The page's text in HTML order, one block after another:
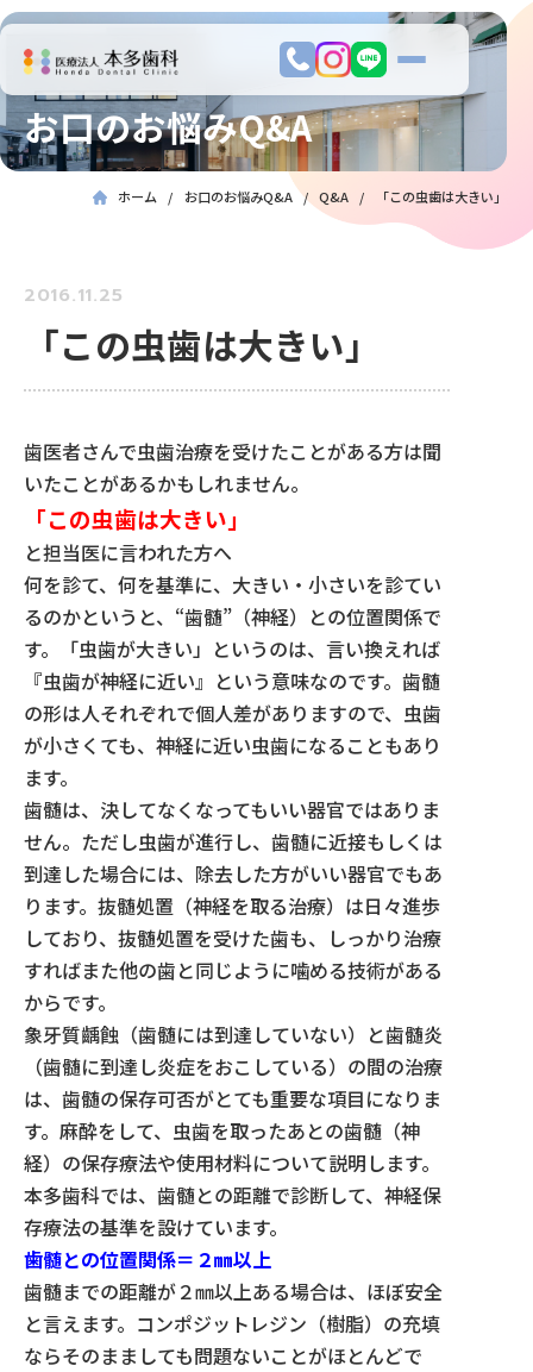
お口のお悩みQ&A
ホーム お口のお悩みQ&A Q&A 「この虫歯は大きい」
2016.11.25
「この虫歯は大きい」
歯医者さんで虫歯治療を受けたことがある方は聞
いたことがあるかもしれません。
「この虫歯は大きい」
と担当医に言われた方へ
何を診て、何を基準に、大きい・小さいを診てい
るのかというと、“歯髄”（神経）との位置関係で
す。
「虫歯が大きい」というのは、言い換えれば
『虫歯が神経に近い』という意味なのです。歯髄
の形は人それぞれで個人差がありますので、虫歯
が小さくても、神経に近い虫歯になることもあり
ます。
歯髄は、決してなくなってもいい器官ではありま
せん。ただし虫歯が進行し、歯髄に近接もしくは
到達した場合には、除去した方がいい器官でもあ
ります。抜髄処置（神経を取る治療）は日々進歩
しており、抜髄処置を受けた歯も、しっかり治療
すればまた他の歯と同じように噛める技術がある
からです。
象牙質齲蝕（歯髄には到達していない）と歯髄炎
（歯髄に到達し炎症をおこしている）の間の治療
は、歯髄の保存可否がとても重要な項目になりま
す。麻酔をして、虫歯を取ったあとの歯髄（神
経）の保存療法や使用材料について説明します。
本多歯科では、歯髄との距離で診断して、神経保
存療法の基準を設けています。
歯髄との位置関係＝２㎜以上
歯髄までの距離が２㎜以上ある場合は、ほぼ安全
と言えます。コンポジットレジン（樹脂）の充填
ならそのまましても問題ないことがほとんどで